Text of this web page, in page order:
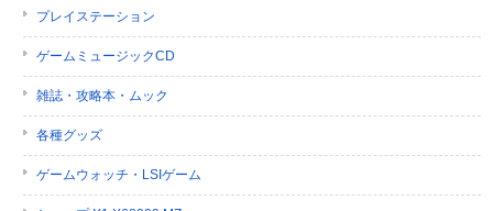
プレイステーション
ゲームミュージックCD
雑誌・攻略本・ムック
各種グッズ
ゲームウォッチ・LSIゲーム